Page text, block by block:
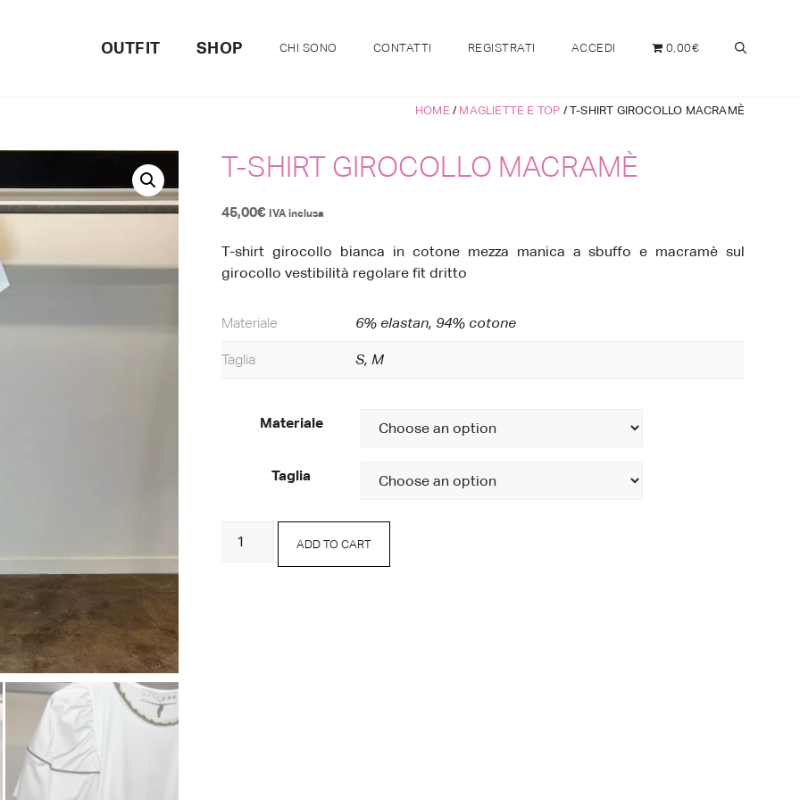
OUTFIT SHOP CHI SONO CONTATTI REGISTRATI ACCEDI 0,00€
HOME/ MAGLIETTE E TOP / T-SHIRT GIROCOLLO MACRAMÈ
T-SHIRT GIROCOLLO MACRAMÈ
45,00€ IVA inclusa
T-shirt girocollo bianca in cotone mezza manica a sbuffo e macramè sul
girocollo vestibilità regolare fit dritto
Materiale 6% elastan, 94% cotone
Taglia S, M
Materiale
Taglia
Shirt
ADD TO CART